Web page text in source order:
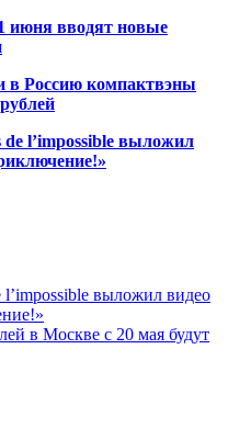
июня вводят новые
в Россию компактвэны
de l’impossible выложил
l’impossible выложил видео
в Москве с 20 мая будут